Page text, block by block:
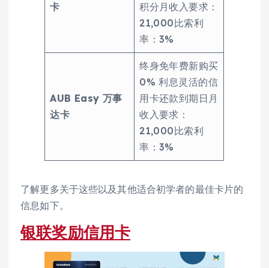
卡
积分月收入要求：
21,000比索利
率：3%
AUB Easy 万事
达卡
终身免年费新购买
0% 利息灵活的信
用卡还款到期日月
收入要求：
21,000比索利
率：3%
了解更多关于这些以及其他适合初学者的最佳卡片的
信息如下。
银联奖励信用卡